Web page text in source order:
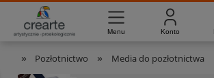
» Pozłotnictwo » Media do pozłotnictwa
Masz pytania? 733-012-789 Pon. - Pt.